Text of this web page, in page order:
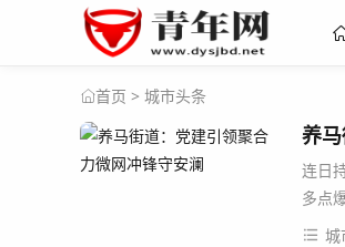
首页 > 城市头条
养
连日
多点
城